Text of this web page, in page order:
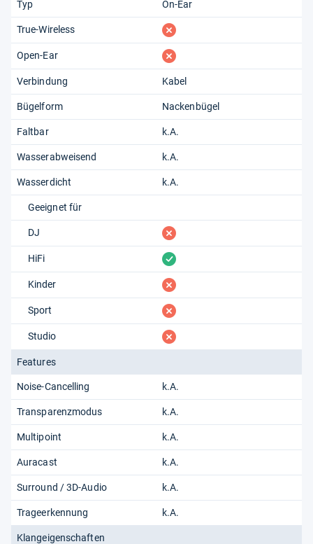
Typ On-Ear
True-Wireless fehlt
Open-Ear fehlt
Verbindung Kabel
Bügelform Nackenbügel
Faltbar k.A.
Wasserabweisend k.A.
Wasserdicht k.A.
Geeignet für
DJ fehlt
HiFi vorhanden
Kinder fehlt
Sport fehlt
Studio fehlt
Features
Noise-Cancelling k.A.
Transparenzmodus k.A.
Multipoint k.A.
Auracast k.A.
Surround / 3D-Audio k.A.
Trageerkennung k.A.
Klangeigenschaften